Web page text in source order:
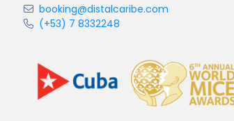
booking@distalcaribe.com
(+53) 7 8332248